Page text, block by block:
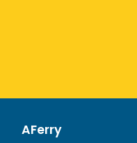
AFerry